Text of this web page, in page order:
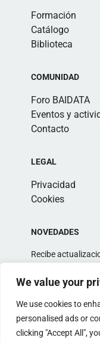
We value your
We use cookies to
personalised ads or
clicking "Accept All",
Formación
Catálogo
Biblioteca
COMUNIDAD
Foro BAIDATA
Eventos y
Contacto
LEGAL
Privacidad
Cookies
NOVEDADES
Recibe